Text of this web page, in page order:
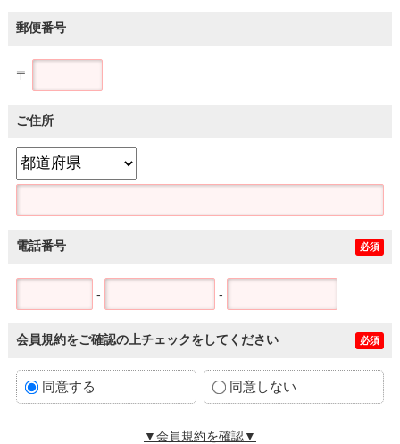
郵便番号
〒
ご住所
電話番号 必須
- -
会員規約をご確認の上チェックをしてください 必須
同意する 同意しない
▼会員規約を確認▼